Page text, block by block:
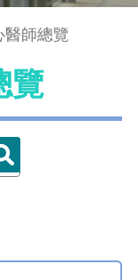
醫師總覽
覽